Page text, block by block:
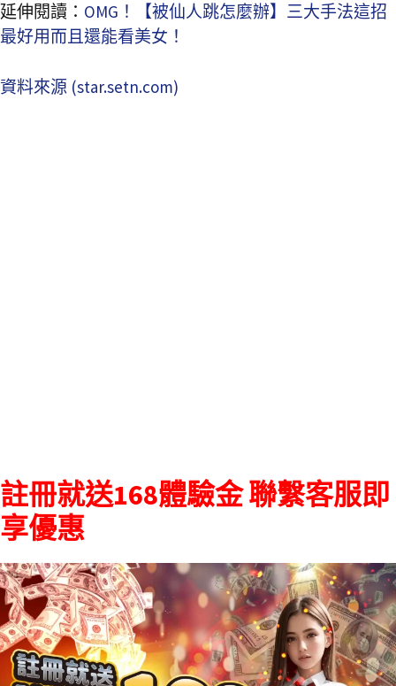
延伸閱讀： OMG！【被仙人跳怎麼辦】三大手法這招
最好用而且還能看美女！
資料來源 (star.setn.com)
註冊就送168體驗金 聯繫客服即
享優惠